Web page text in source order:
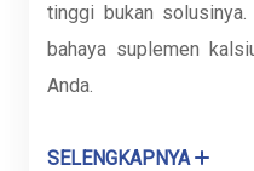
tinggi bukan
bahaya suplemen
Anda.
SELENGKAPNYA